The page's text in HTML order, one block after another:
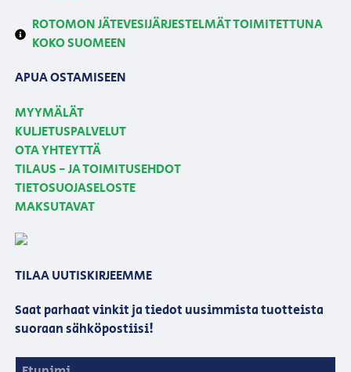
ROTOMON JÄTEVESIJÄRJESTELMÄT TOIMITETTUNA
KOKO SUOMEEN
APUA OSTAMISEEN
MYYMÄLÄT
KULJETUSPALVELUT
OTA YHTEYTTÄ
TILAUS - JA TOIMITUSEHDOT
TIETOSUOJASELOSTE
MAKSUTAVAT
TILAA UUTISKIRJEEMME
Saat parhaat vinkit ja tiedot uusimmista tuotteista
suoraan sähköpostiisi!